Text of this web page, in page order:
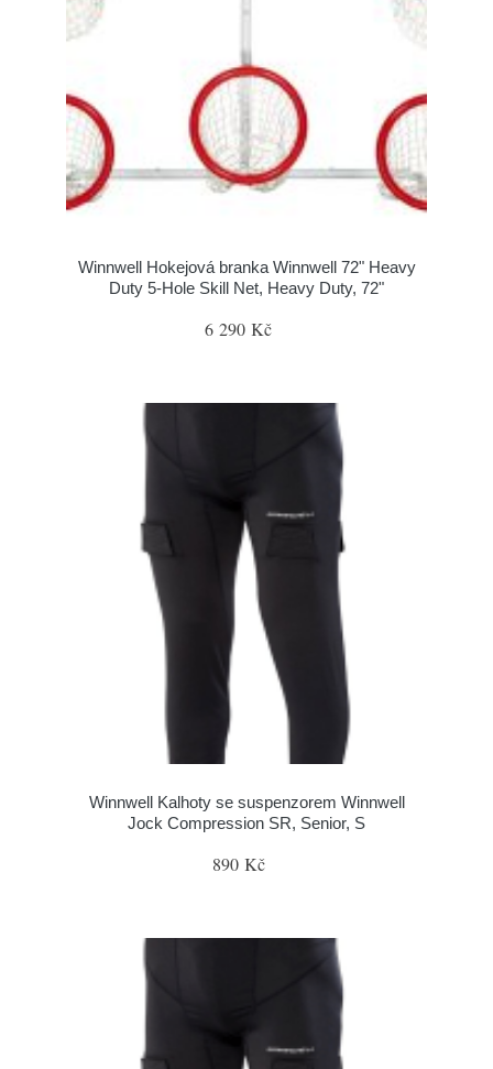
Winnwell Hokejová branka Winnwell 72" Heavy
Duty 5-Hole Skill Net, Heavy Duty, 72"
6 290 Kč
Winnwell Kalhoty se suspenzorem Winnwell
Jock Compression SR, Senior, S
890 Kč